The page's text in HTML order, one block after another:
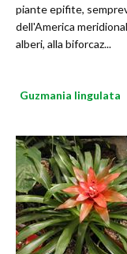
piante epifite,
dell'America
alberi, alla biforcaz...
Guzmania lingulata